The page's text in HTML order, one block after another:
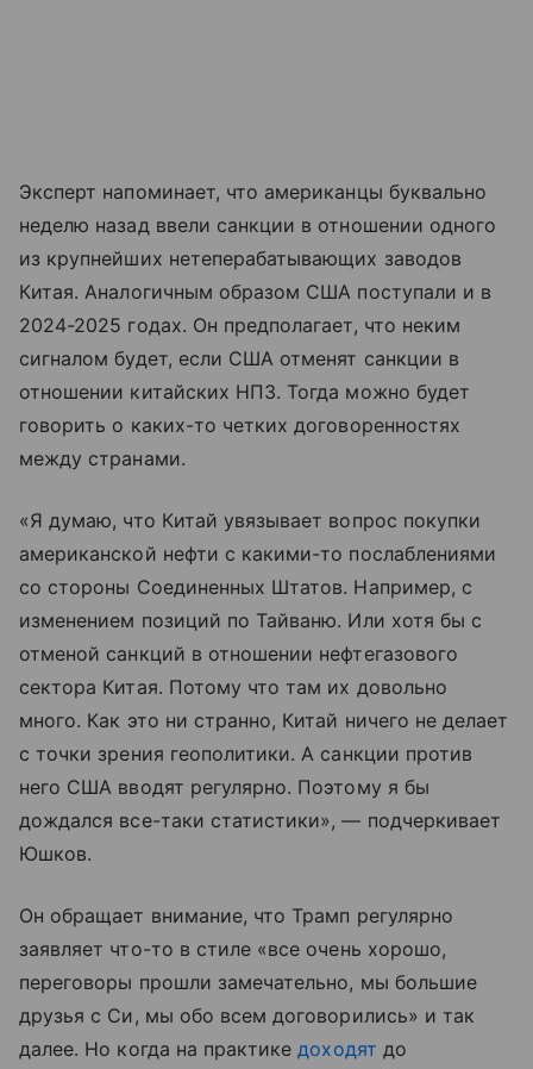
Эксперт напоминает, что американцы буквально
неделю назад ввели санкции в отношении одного
из крупнейших нетеперабатывающих заводов
Китая. Аналогичным образом США поступали и в
2024-2025 годах. Он предполагает, что неким
сигналом будет, если США отменят санкции в
отношении китайских НПЗ. Тогда можно будет
говорить о каких-то четких договоренностях
между странами.
«Я думаю, что Китай увязывает вопрос покупки
американской нефти с какими-то послаблениями
со стороны Соединенных Штатов. Например, с
изменением позиций по Тайваню. Или хотя бы с
отменой санкций в отношении нефтегазового
сектора Китая. Потому что там их довольно
много. Как это ни странно, Китай ничего не делает
с точки зрения геополитики. А санкции против
него США вводят регулярно. Поэтому я бы
дождался все-таки статистики», — подчеркивает
Юшков.
Он обращает внимание, что Трамп регулярно
заявляет что-то в стиле «все очень хорошо,
переговоры прошли замечательно, мы большие
друзья с Си, мы обо всем договорились» и так
далее. Но когда на практикедоходят до